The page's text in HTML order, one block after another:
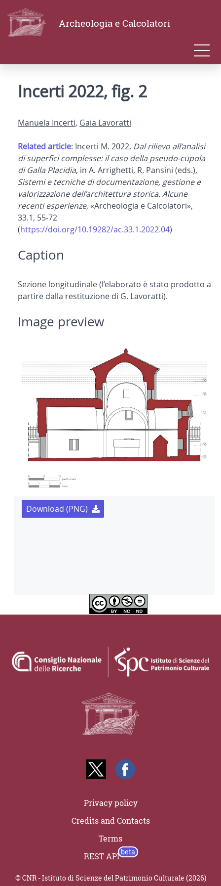
Archeologia e Calcolatori
Incerti 2022, fig. 2
Manuela Incerti, Gaia Lavoratti
Related article: Incerti M. 2022, Dal rilievo all’analisi
di superfici complesse: il caso della pseudo-cupola
di Galla Placidia, in A. Arrighetti, R. Pansini (eds.),
Sistemi e tecniche di documentazione, gestione e
valorizzazione dell’architettura storica. Alcune
recenti esperienze, «Archeologia e Calcolatori»,
33.1, 55-72
(https://doi.org/10.19282/ac.33.1.2022.04)
Caption
Sezione longitudinale (l’elaborato è stato prodotto a
partire dalla restituzione di G. Lavoratti).
Image preview
Download (PNG)
Privacy policy
Credits and Contacts
Terms
REST API
© CNR - Istituto di Scienze del Patrimonio Culturale (2026)